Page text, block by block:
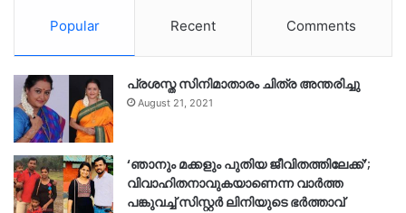
Popular Recent Comments
പ്രശസ്ത സിനിമാതാരം ചിത്ര അന്തരിച്ചു
August 21, 2021
‘ഞാനും മക്കളും പുതിയ ജീവിതത്തിലേക്ക്’;
വിവാഹിതനാവുകയാണെന്ന വാർത്ത
പങ്കുവച്ച് സിസ്റ്റർ ലിനിയുടെ ഭർത്താവ്